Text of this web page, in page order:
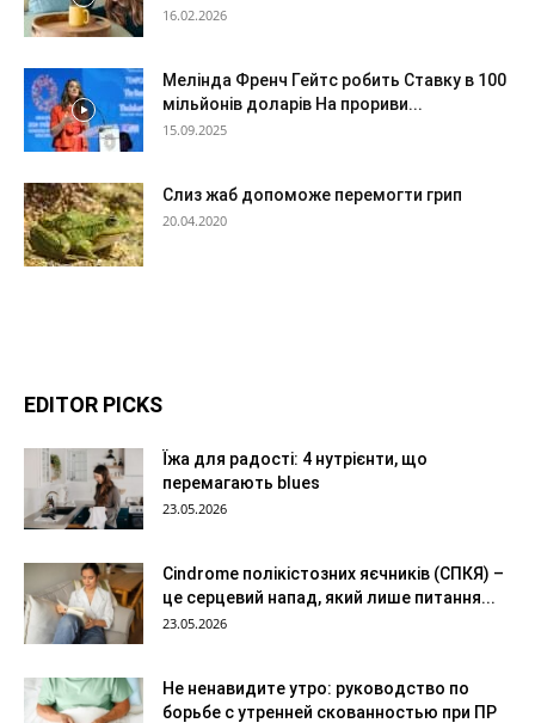
16.02.2026
Мелінда Френч Гейтс робить Ставку в 100
мільйонів доларів На прориви...
15.09.2025
Слиз жаб допоможе перемогти грип
20.04.2020
EDITOR PICKS
Їжа для радості: 4 нутрієнти, що
перемагають blues
23.05.2026
Сindrome полікістозних яєчників (СПКЯ) –
це серцевий напад, який лише питання...
23.05.2026
Не ненавидите утро: руководство по
борьбе с утренней скованностью при ПР